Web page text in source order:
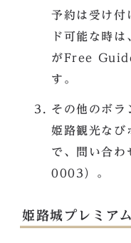
予約は受け付
ド可能な時
がFree
す。
その他のボラ
姫路観光なび
で、問い合
0003）。
姫路城プレミア